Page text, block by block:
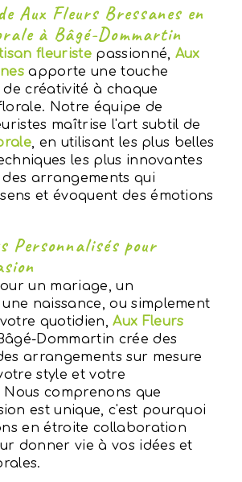
Aux Fleurs Bressanes en
à Bâgé-Dommartin
fleuristepassionné, Aux
apporte une touche
de créativité à chaque
Notre équipe de
maîtrise l'art subtil de
, en utilisant les plus belles
les plus innovantes
arrangements qui
et évoquent des émotions
Personnalisés pour
un mariage, un
naissance, ou simplement
quotidien,Aux Fleurs
Dommartin crée des
arrangements sur mesure
style et votre
comprenons que
est unique, c'est pourquoi
en étroite collaboration
donner vie à vos idées et